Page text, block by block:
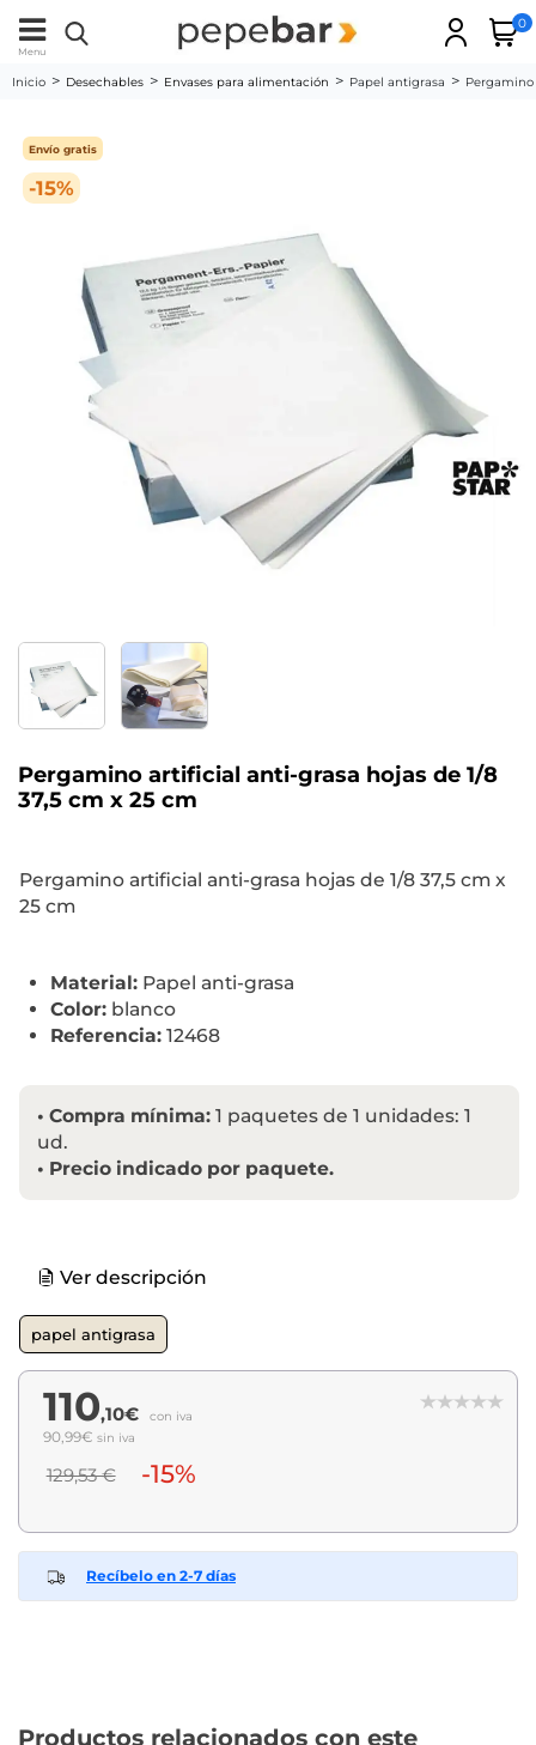
Menu
0
Inicio Desechables Envases para alimentación Papel antigrasa Pergamino
-15%
Envío gratis
Pergamino artificial anti-grasa hojas de 1/8
37,5 cm x 25 cm
Pergamino artificial anti-grasa hojas de 1/8 37,5 cm x
25 cm
Material: Papel anti-grasa
Color: blanco
Referencia: 12468
• Compra mínima: 1 paquetes de 1 unidades: 1
ud.
• Precio indicado por paquete.
Ver descripción
papel antigrasa
110,10€ con iva
90,99€ sin iva
129,53 € -15%
Recíbelo en 2-7 días
Productos relacionados con este